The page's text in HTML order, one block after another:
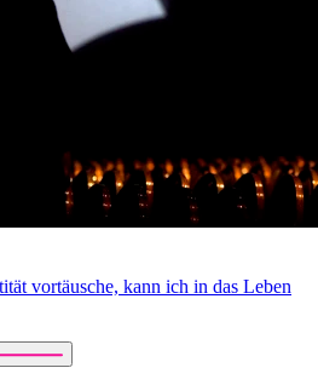
vortäusche, kann ich in das Leben